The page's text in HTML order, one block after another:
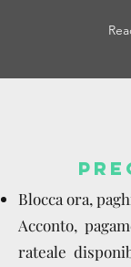
Blocca ora,
Acconto,
rateale